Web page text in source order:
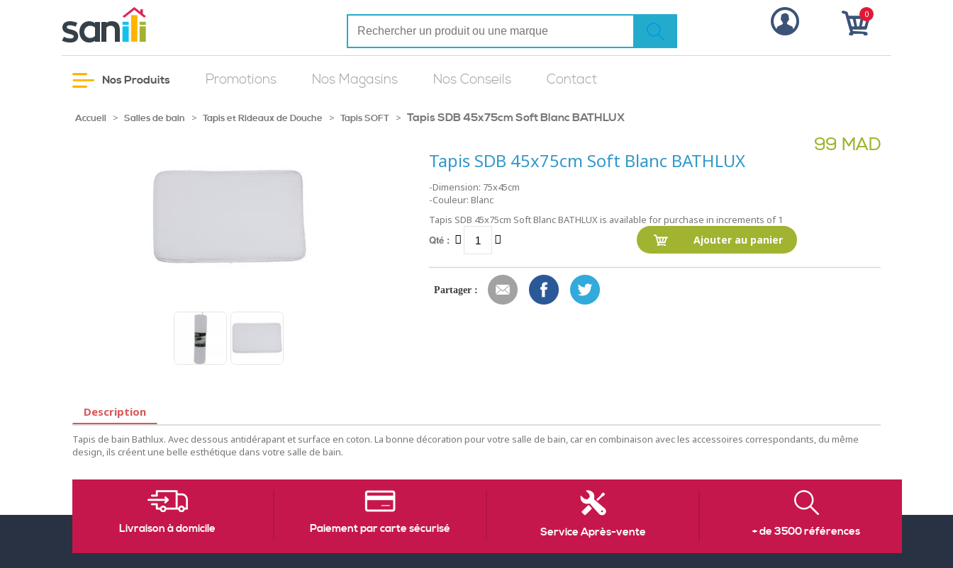
0
Nos Produits Promotions Nos Magasins Nos Conseils Contact
Accueil > Salles de bain > Tapis et Rideaux de Douche > Tapis SOFT > Tapis SDB 45x75cm Soft Blanc BATHLUX
Tapis SDB 45x75cm Soft Blanc BATHLUX
99 MAD
-Dimension: 75x45cm
-Couleur: Blanc
Tapis SDB 45x75cm Soft Blanc BATHLUX is available for purchase in increments of 1
Qté : Ajouter au panier
Partager :
Description
Tapis de bain Bathlux. Avec dessous antidérapant et surface en coton. La bonne décoration pour votre salle de bain, car en combinaison avec les accessoires correspondants, du même
design, ils créent une belle esthétique dans votre salle de bain.
Livraison à domicile Paiement par carte sécurisé Service Après-vente + de 3500 références